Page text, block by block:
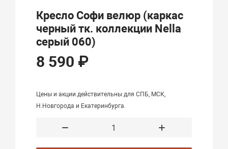
Кресло Софи велюр (каркас
черный тк. коллекции Nella
серый 060)
8 590 ₽
Цены и акции действительны для СПБ, МСК,
Н.Новгорода и Екатеринбурга.